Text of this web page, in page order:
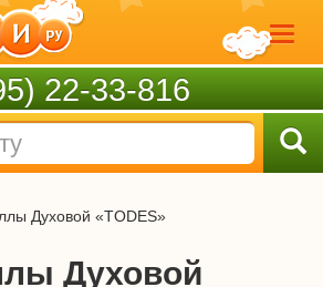
22-33-816
Духовой «TODES»
Духовой